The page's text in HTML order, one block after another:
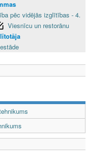
pēc vidējās izglītības - 4.
Viesnīcu un restorānu